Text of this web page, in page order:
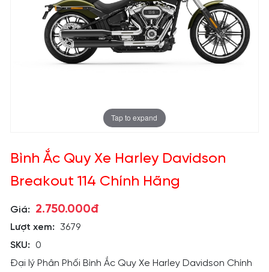
Tap to expand
Bình Ắc Quy Xe Harley Davidson
Breakout 114 Chính Hãng
Giá: 2.750.000đ
Lượt xem:
3679
SKU: 0
Đại lý Phân Phối Bình Ắc Quy Xe Harley Davidson Chính